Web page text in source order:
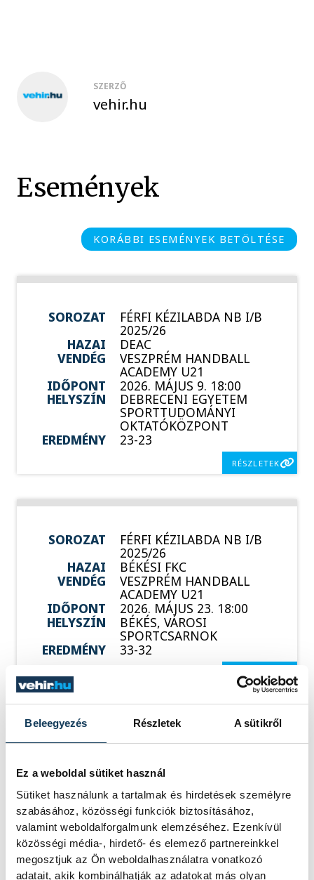
Beleegyezés Részletek A sütikről
Ez a weboldal sütiket használ
Sütiket használunk a tartalmak és hirdetések személyre
szabásához, közösségi funkciók biztosításához,
valamint weboldalforgalmunk elemzéséhez. Ezenkívül
közösségi média-, hirdető- és elemező partnereinkkel
megosztjuk az Ön weboldalhasználatra vonatkozó
adatait, akik kombinálhatják az adatokat más olyan
SZERZŐ
vehir.hu
Események
KORÁBBI ESEMÉNYEK BETÖLTÉSE
SOROZAT FÉRFI KÉZILABDA NB I/B
2025/26
HAZAI
DEAC
VENDÉG
VESZPRÉM HANDBALL
ACADEMY U21
IDŐPONT
2026. MÁJUS 9. 18:00
HELYSZÍN
DEBRECENI EGYETEM
SPORTTUDOMÁNYI
OKTATÓKÖZPONT
EREDMÉNY
23-23
RÉSZLETEK
SOROZAT FÉRFI KÉZILABDA NB I/B
2025/26
HAZAI
BÉKÉSI FKC
VENDÉG
VESZPRÉM HANDBALL
ACADEMY U21
IDŐPONT
2026. MÁJUS 23. 18:00
HELYSZÍN
BÉKÉS, VÁROSI
SPORTCSARNOK
EREDMÉNY
33-32
SOROZAT FÉRFI KÉZILABDA NB I/B
HAZAI
VESZPRÉM HANDBALL
ACADEMY U21
VENDÉG
FERENCVÁROSI TC U21
IDŐPONT
2026. MÁJUS 30. 17:00
HELYSZÍN
ONE VESZPRÉM ARÉNA
EREDMÉNY
37-31
RÉSZLETEK